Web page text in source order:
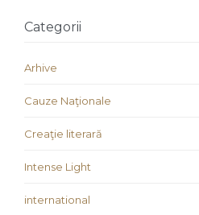
Categorii
Arhive
Cauze Naţionale
Creaţie literară
Intense Light
international